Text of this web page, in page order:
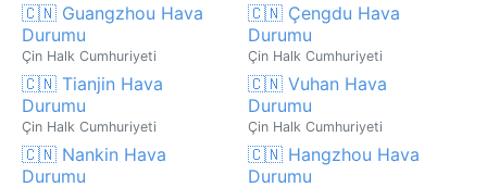
🇨🇳 Guangzhou Hava
Durumu
Çin Halk Cumhuriyeti
🇨🇳 Çengdu Hava
Durumu
Çin Halk Cumhuriyeti
🇨🇳 Tianjin Hava
Durumu
Çin Halk Cumhuriyeti
🇨🇳 Vuhan Hava
Durumu
Çin Halk Cumhuriyeti
🇨🇳 Nankin Hava
Durumu
🇨🇳 Hangzhou Hava
Durumu